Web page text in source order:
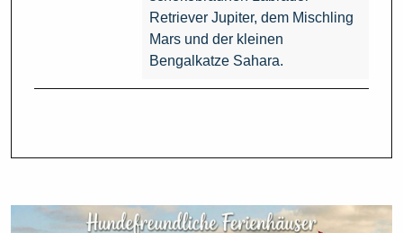
Retriever Jupiter, dem Mischling
Mars und der kleinen
Bengalkatze Sahara.